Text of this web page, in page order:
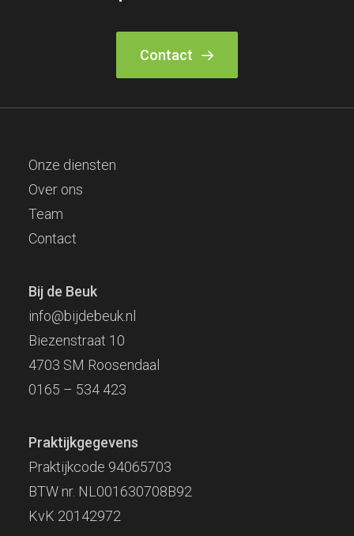
Contact
Onze diensten
Over ons
Team
Contact
Bij de Beuk
info@bijdebeuk.nl
Biezenstraat 10
4703 SM Roosendaal
0165 – 534 423
Praktijkgegevens
Praktijkcode 94065703
BTW nr. NL001630708B92
KvK 20142972